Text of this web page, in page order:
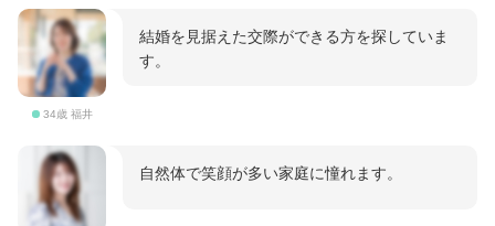
34歳 福井
結婚を見据えた交際ができる方を探していま
す。
自然体で笑顔が多い家庭に憧れます。